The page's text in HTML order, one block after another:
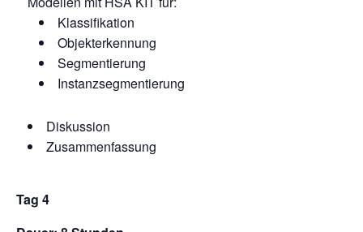
Klassifikation
Objekterkennung
Segmentierung
Instanzsegmentierung
Diskussion
Zusammenfassung
Tag 4